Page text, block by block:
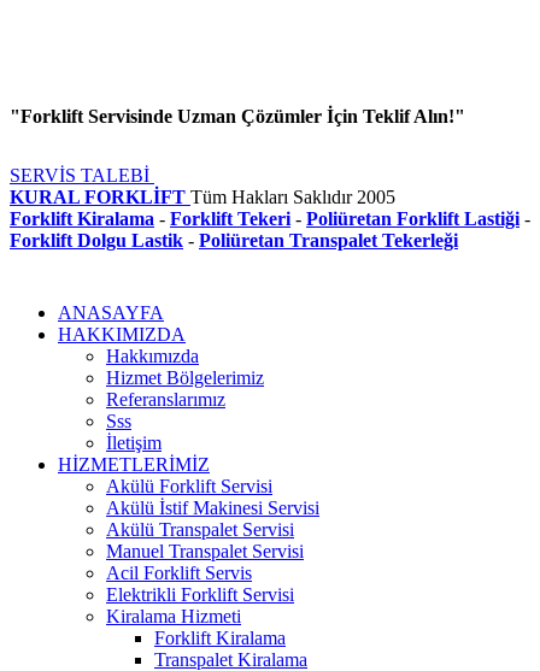
"Forklift Servisinde Uzman Çözümler İçin Teklif Alın!"
SERVİS TALEBİ
KURAL FORKLİFT Tüm Hakları Saklıdır2005
Forklift Kiralama - Forklift Tekeri- Poliüretan Forklift Lastiği-
Forklift Dolgu Lastik - Poliüretan Transpalet Tekerleği
ANASAYFA
HAKKIMIZDA
Hakkımızda
Hizmet Bölgelerimiz
Referanslarımız
Sss
İletişim
HİZMETLERİMİZ
Akülü Forklift Servisi
Akülü İstif Makinesi Servisi
Akülü Transpalet Servisi
Manuel Transpalet Servisi
Acil Forklift Servis
Elektrikli Forklift Servisi
Kiralama Hizmeti
Forklift Kiralama
Transpalet Kiralama